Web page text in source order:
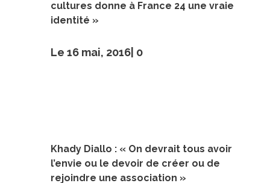
cultures donne à France 24 une vraie
identité »
Le 16 mai, 2016| 0
Khady Diallo : « On devrait tous avoir
l’envie ou le devoir de créer ou de
rejoindre une association »